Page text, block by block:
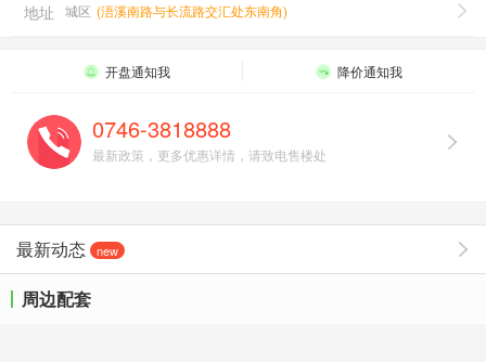
地址
城区 (浯溪南路与长流路交汇处东南角)
开盘通知我 降价通知我
0746-3818888
最新政策，更多优惠详情，请致电售楼处
最新动态 new
周边配套